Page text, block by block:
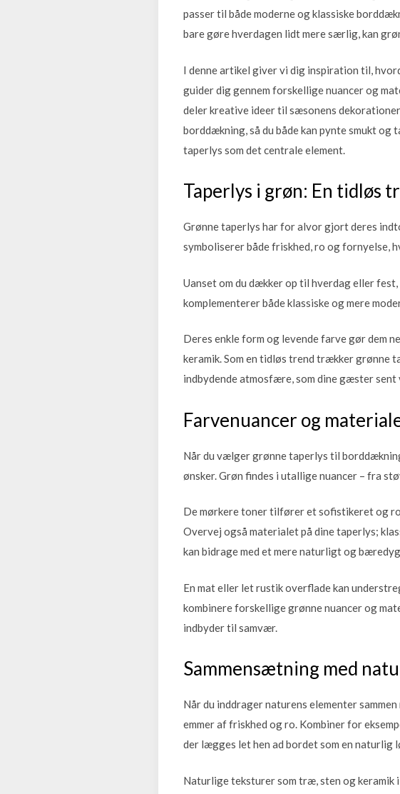
passer til både moderne og klassiske
bare gøre hverdagen lidt mere særlig, kan
I denne artikel giver vi dig inspiration til,
guider dig gennem forskellige nuancer og
deler kreative ideer til sæsonens
borddækning, så du både kan pynte smukt
taperlys som det centrale element.
Taperlys i grøn: En tidløs
Grønne taperlys har for alvor gjort deres
symboliserer både friskhed, ro og fornyelse,
Uanset om du dækker op til hverdag eller
komplementerer både klassiske og mere
Deres enkle form og levende farve gør dem
keramik. Som en tidløs trend trækker grønne
indbydende atmosfære, som dine gæster sent
Farvenuancer og
Når du vælger grønne taperlys til
ønsker. Grøn findes i utallige nuancer – fra
De mørkere toner tilfører et sofistikeret og
Overvej også materialet på dine taperlys;
kan bidrage med et mere naturligt og
En mat eller let rustik overflade kan
kombinere forskellige grønne nuancer og
indbyder til samvær.
Sammensætning med
Når du inddrager naturens elementer
emmer af friskhed og ro. Kombiner for
der lægges let hen ad bordet som en naturlig
Naturlige teksturer som træ, sten og